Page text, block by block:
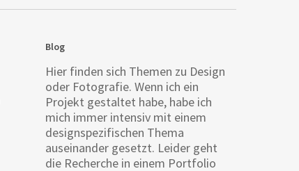
Blog
Hier finden sich Themen zu Design
oder Fotografie. Wenn ich ein
Projekt gestaltet habe, habe ich
mich immer intensiv mit einem
designspezifischen Thema
auseinander gesetzt. Leider geht
die Recherche in einem Portfolio